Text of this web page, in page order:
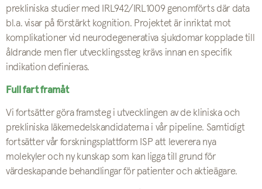
prekliniska studier med IRL942/IRL1009 genomförts där data
bl.a. visar på förstärkt kognition. Projektet är inriktat mot
komplikationer vid neurodegenerativa sjukdomar kopplade till
åldrande men fler utvecklingssteg krävs innan en specifik
indikation definieras.
Full fart framåt
Vi fortsätter göra framsteg i utvecklingen av de kliniska och
prekliniska läkemedelskandidaterna i vår pipeline. Samtidigt
fortsätter vår forskningsplattform ISP att leverera nya
molekyler och ny kunskap som kan ligga till grund för
värdeskapande behandlingar för patienter och aktieägare.